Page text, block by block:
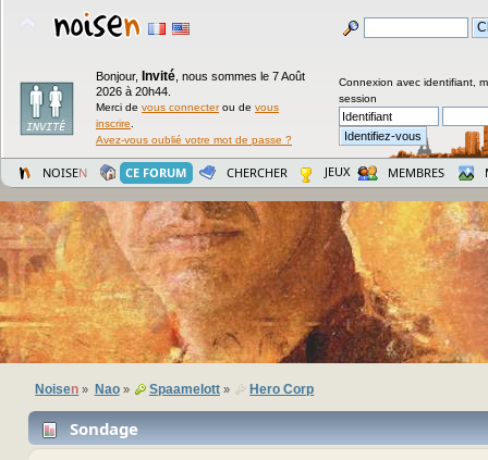
Bonjour, Invité nous sommes le 7 Août
2026 à 20h44.
Merci de vous connecterou de vous
inscrire
Avez-vous oublié votre mot de passe ?
Connexion avec identifiant,
session
NOISEN CE FORUM CHERCHER JEUX MEMBRES
Noisen » Nao» Spaamelott» Hero Corp
Sondage